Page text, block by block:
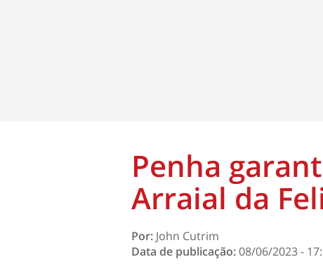
Penha
Arraial da
Por: John Cutrim
Data de publicação:08/06/2023 -